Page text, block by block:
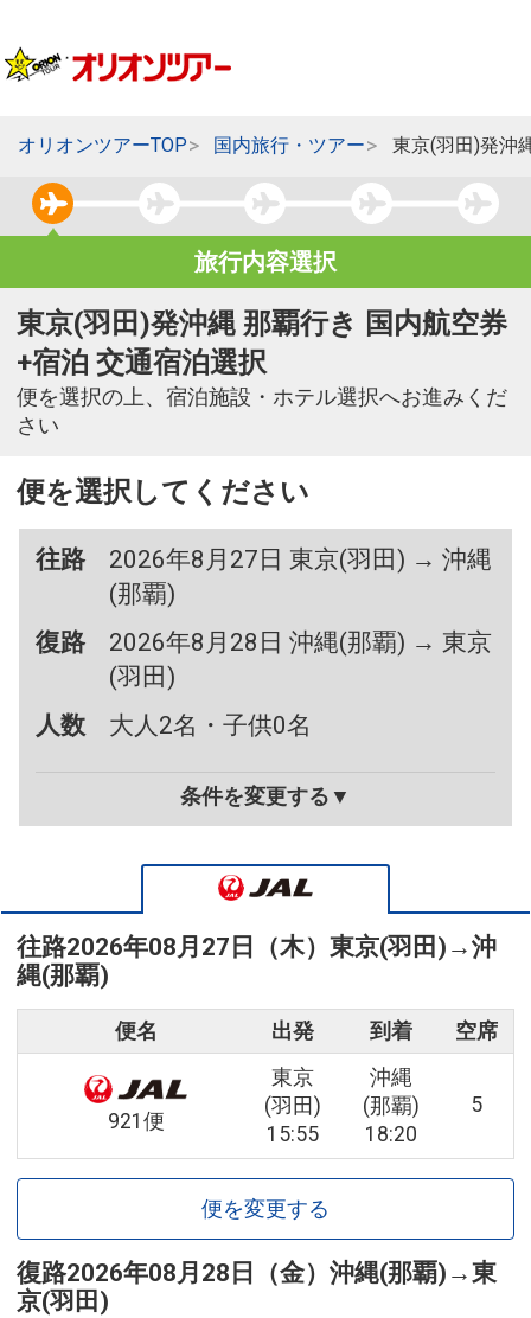
オリオンツアーTOP 国内旅行・ツアー 東京(羽田)発沖
旅行内容選択
東京(羽田)発沖縄 那覇行き 国内航空券
+宿泊 交通宿泊選択
便を選択の上、宿泊施設・ホテル選択へお進みくだ
さい
便を選択してください
往路
2026年8月27日 東京(羽田) → 沖縄
(那覇)
復路
2026年8月28日 沖縄(那覇) → 東京
(羽田)
人数
大人2名・子供0名
条件を変更する▼
往路2026年08月27日（木） 東京(羽田) →沖
縄(那覇)
便名 出発 到着 空席
921便
東京
(羽田)
15:55
沖縄
(那覇)
18:20
5
便を変更する
復路2026年08月28日（金） 沖縄(那覇) →東
京(羽田)